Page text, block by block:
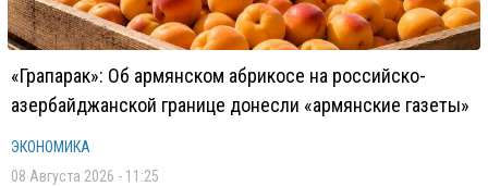
«Грапарак»: Об армянском абрикосе на российско-
азербайджанской границе донесли «армянские газеты»
ЭКОНОМИКА
08 Августа 2026 - 11:25